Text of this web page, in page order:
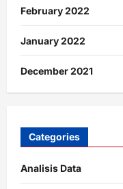
February 2022
January 2022
December 2021
Categories
Analisis Data